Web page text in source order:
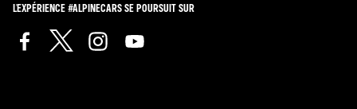
L'EXPÉRIENCE #ALPINECARS SE POURSUIT SUR